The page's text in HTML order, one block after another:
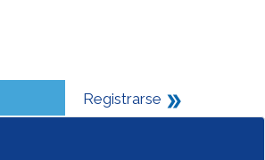
Registrarse